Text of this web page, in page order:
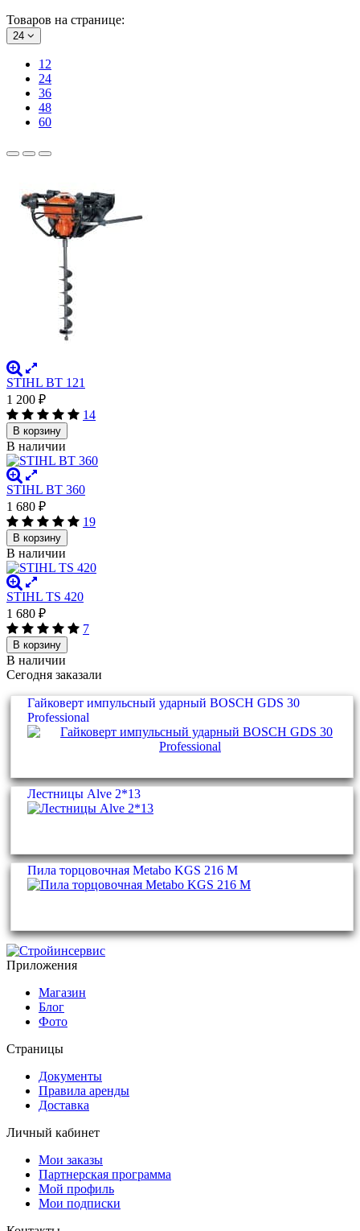
Товаров на странице:
24
12
24
36
48
60
STIHL BT 121
1 200 ₽
14
В корзину
В наличии
STIHL BT 360
1 680 ₽
19
В корзину
В наличии
STIHL ТS 420
1 680 ₽
7
В корзину
В наличии
Сегодня заказали
Гайковерт импульсный ударный BOSCH GDS 30
Professional
Лестницы Alve 2*13
Пила торцовочная Metabo KGS 216 M
Приложения
Магазин
Блог
Фото
Страницы
Документы
Правила аренды
Доставка
Личный кабинет
Мои заказы
Партнерская программа
Мой профиль
Мои подписки